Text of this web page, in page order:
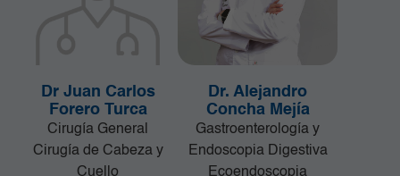
Dr Juan Carlos
Forero Turca
Cirugía General
Cirugía de Cabeza y
Cuello
Dr. Alejandro
Concha Mejía
Gastroenterología y
Endoscopia Digestiva
Ecoendoscopia